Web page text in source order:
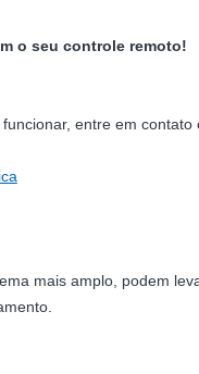
o seu controle remoto!
entre em
mais amplo, podem